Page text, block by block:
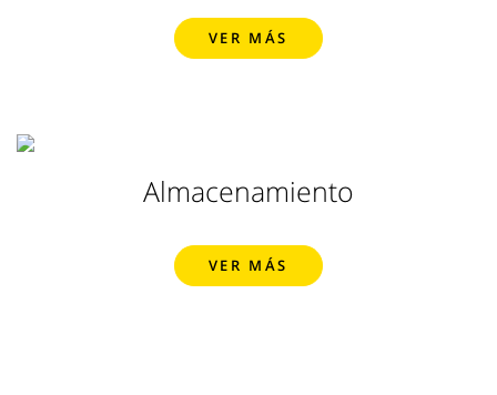
VER MÁS
Almacenamiento
VER MÁS